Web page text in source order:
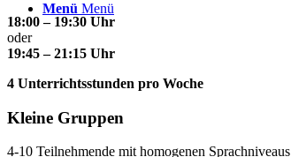
Menü Menü
18:00 – 19:30 Uhr
oder
19:45 – 21:15 Uhr
4 Unterrichtsstunden pro Woche
Kleine Gruppen
4-10 Teilnehmende mit homogenen Sprachniveaus